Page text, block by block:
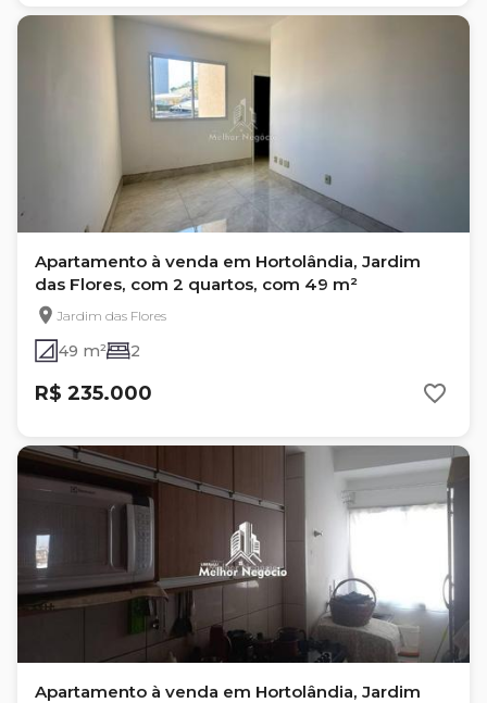
Apartamento à venda em Hortolândia, Jardim
das Flores, com 2 quartos, com 49 m²
Jardim das Flores
49 m² 2
R$ 235.000
Apartamento à venda em Hortolândia, Jardim